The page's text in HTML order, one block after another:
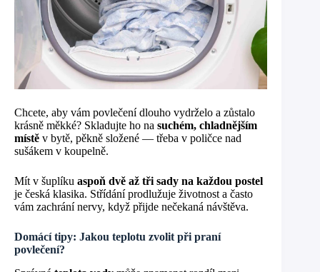
Chcete, aby vám povlečení dlouho vydrželo a zůstalo
krásně měkké? Skladujte ho na suchém, chladnějším
místě v bytě, pěkně složené — třeba v poličce nad
sušákem v koupelně.
Mít v šuplíku aspoň dvě až tři sady na každou postel
je česká klasika. Střídání prodlužuje životnost a často
vám zachrání nervy, když přijde nečekaná návštěva.
Domácí tipy: Jakou teplotu zvolit při praní
povlečení?